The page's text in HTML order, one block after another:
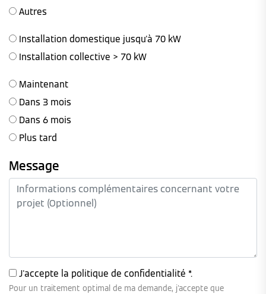
Autres
Installation domestique jusqu'à 70 kW
Installation collective > 70 kW
Maintenant
Dans 3 mois
Dans 6 mois
Plus tard
Message
J'accepte la politique de confidentialité *.
Pour un traitement optimal de ma demande, j'accepte que